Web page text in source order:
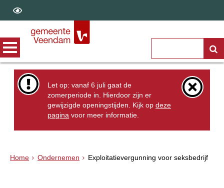
Let op: vanaf 6 juli gaat de
zomerperiode in. Hierdoor zijn er
gewijzigde openingstijden. Kijk opdeze
pagina voor meer informatie.
Home Ondernemen Exploitatievergunning voor seksbedrijf